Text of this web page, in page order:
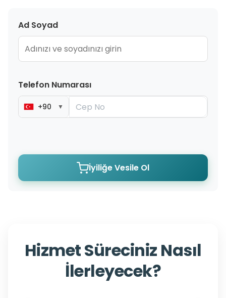
Ad Soyad
Telefon Numarası
+90 ▼
İyiliğe Vesile Ol
Hizmet Süreciniz Nasıl
İlerleyecek?